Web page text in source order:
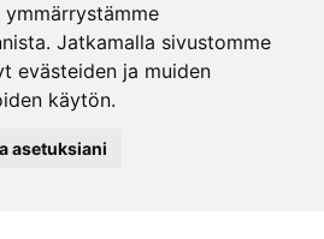
ymmärrystämme
Jatkamalla sivustomme
evästeiden ja muiden
käytön.
asetuksiani